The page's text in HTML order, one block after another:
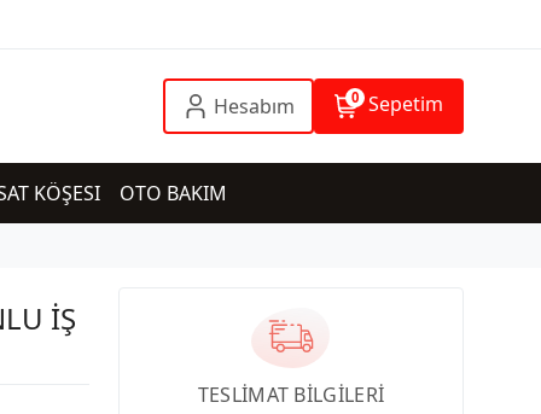
Hesabım 0 Sepetim
KÖŞESI OTO BAKIM
İŞ
TESLİMAT BİLGİLERİ